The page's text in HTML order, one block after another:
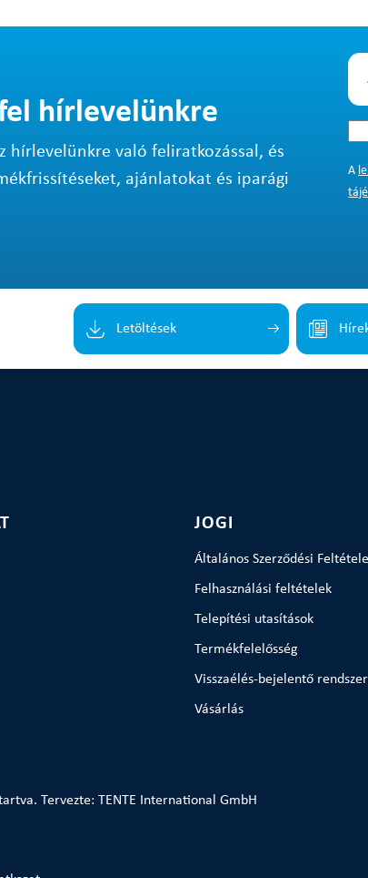
hírlevelünkre
hírlevelünkre való feliratkozással, és
ajánlatokat és iparági
A
Letöltések
JOGI
Általános Szerződési
Felhasználási feltételek
Telepítési utasítások
Termékfelelősség
Visszaélés-bejelentő rendszer
Vásárlás
Tervezte: TENTE International GmbH